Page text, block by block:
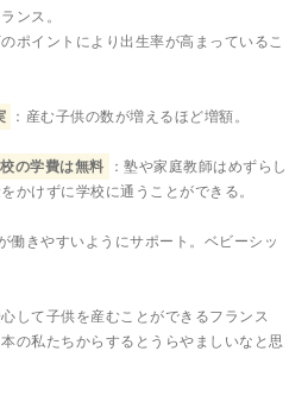
ンス。
ポイントにより出生率が高まっているこ
：産む子供の数が増えるほど増額。
の学費は無料
：塾や家庭教師はめずらし
かけずに学校に通うことができる。
働きやすいようにサポート。ベビーシッ
して子供を産むことができるフランス
の私たちからするとうらやましいなと思